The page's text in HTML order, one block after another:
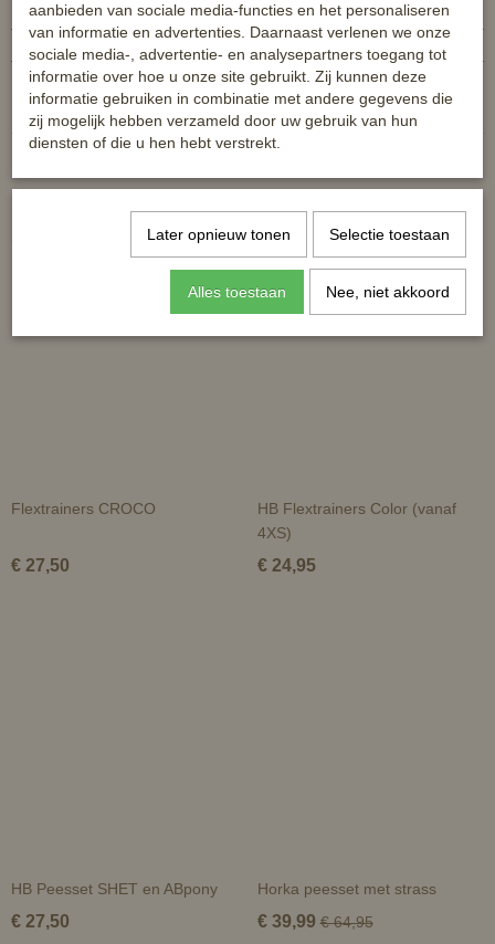
Productcode 8719075750001
Reacties
Ook interessant
Flextrainers CROCO
€ 27,50
HB Flextrainers Color (vanaf
4XS)
€ 24,95
HB Peesset SHET en ABpony
€ 27,50
Horka peesset met strass
€ 39,99 € 64,95
aanbieden van sociale media-functies en het personaliseren
van informatie en advertenties. Daarnaast verlenen we onze
sociale media-, advertentie- en analysepartners toegang tot
informatie over hoe u onze site gebruikt. Zij kunnen deze
informatie gebruiken in combinatie met andere gegevens die
zij mogelijk hebben verzameld door uw gebruik van hun
diensten of die u hen hebt verstrekt.
Later opnieuw tonen Selectie toestaan
Alles toestaan Nee, niet akkoord